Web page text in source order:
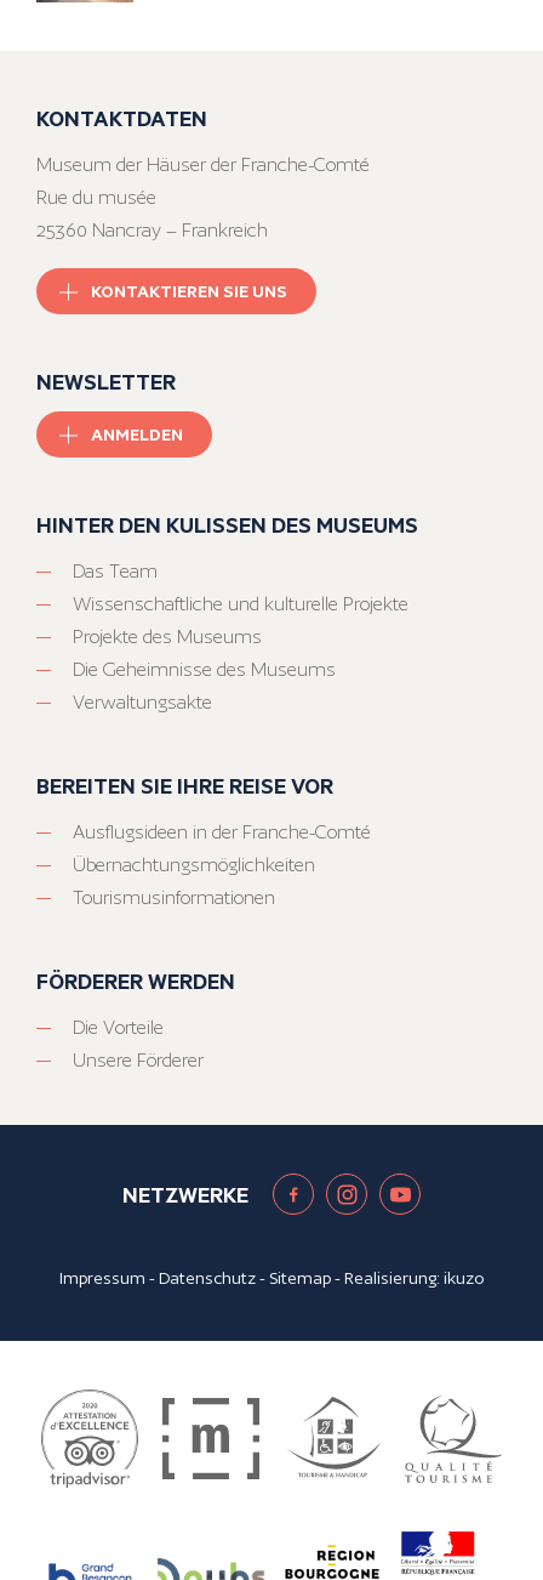
KONTAKTDATEN
Museum der Häuser der Franche-Comté
Rue du musée
25360 Nancray – Frankreich
KONTAKTIEREN SIE UNS
NEWSLETTER
ANMELDEN
HINTER DEN KULISSEN DES MUSEUMS
Das Team
Wissenschaftliche und kulturelle Projekte
Projekte des Museums
Die Geheimnisse des Museums
Verwaltungsakte
BEREITEN SIE IHRE REISE VOR
Ausflugsideen in der Franche-Comté
Übernachtungsmöglichkeiten
Tourismusinformationen
FÖRDERER WERDEN
Die Vorteile
Unsere Förderer
NETZWERKE
Impressum -Datenschutz- Sitemap- Realisierung:ikuzo